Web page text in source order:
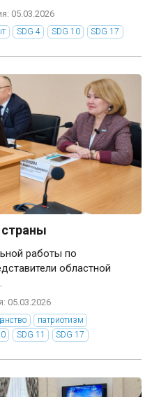
05.03.2026
SDG 4 SDG 10 SDG 17
работы по
областной
05.03.2026
патриотизм
SDG 11 SDG 17